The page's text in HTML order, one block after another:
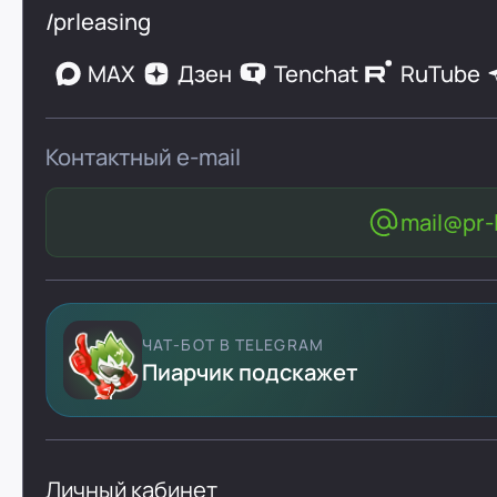
/prleasing
MAX
Дзен Tenchat RuTube
Контактный e-mail
ЧАТ-БОТ В TELEGRAM
Пиарчик подскажет
Личный кабинет